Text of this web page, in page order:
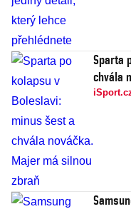
Sparta
chvála